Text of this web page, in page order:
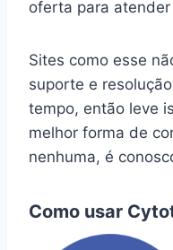
oferta para
Sites como esse
suporte e
tempo, então leve
melhor forma de
nenhuma, é
Como usar